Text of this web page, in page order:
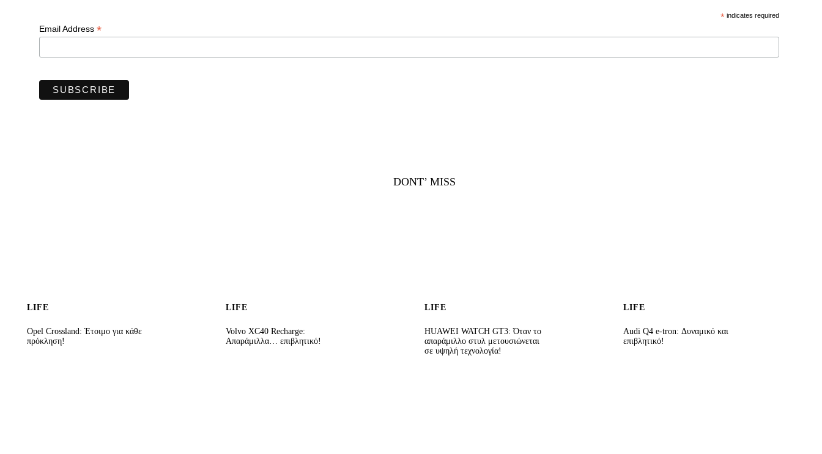
*indicates required
Email Address *
DONT’ MISS
LIFE
Opel Crossland: Έτοιμο για κάθε
πρόκληση!
LIFE
Volvo XC40 Recharge:
Απαράμιλλα… επιβλητικό!
LIFE
HUAWEI WATCH GT3: Όταν το
απαράμιλλο στυλ μετουσιώνεται
σε υψηλή τεχνολογία!
LIFE
Audi Q4 e-tron: Δυναμικό και
επιβλητικό!